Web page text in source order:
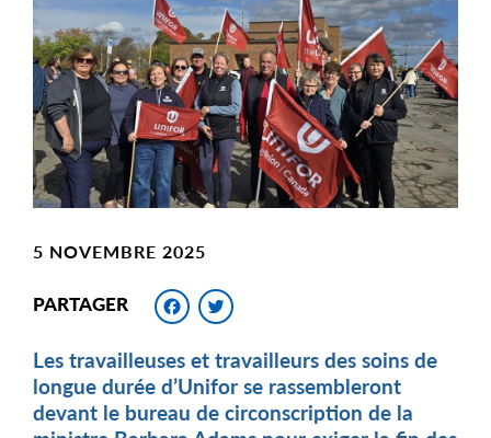
Main
Image
Image
5 NOVEMBRE 2025
PARTAGER Facebook
Les travailleuses et travailleurs des soins de
longue durée d’Unifor se rassembleront
devant le bureau de circonscription de la